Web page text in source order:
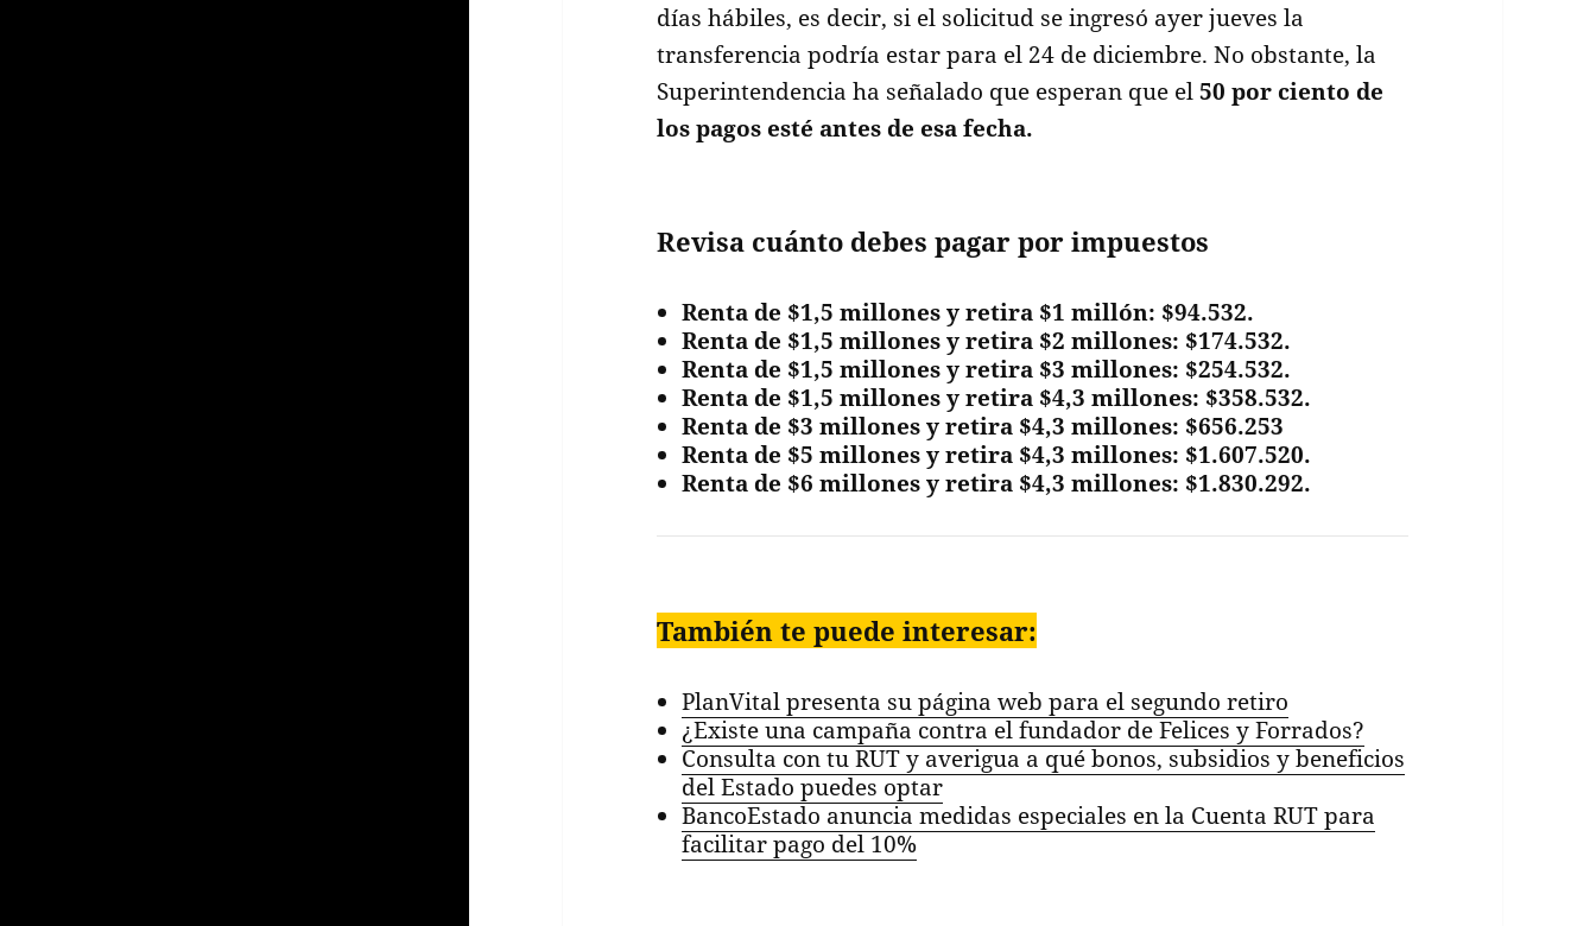
días hábiles, es decir, si el solicitud se ingresó ayer jueves la
transferencia podría estar para el 24 de diciembre. No obstante, la
Superintendencia ha señalado que esperan que el50 por ciento de
los pagos esté antes de esa fecha.
Revisa cuánto debes pagar por impuestos
Renta de $1,5 millones y retira $1 millón: $94.532.
Renta de $1,5 millones y retira $2 millones: $174.532.
Renta de $1,5 millones y retira $3 millones: $254.532.
Renta de $1,5 millones y retira $4,3 millones: $358.532.
Renta de $3 millones y retira $4,3 millones: $656.253
Renta de $5 millones y retira $4,3 millones: $1.607.520.
Renta de $6 millones y retira $4,3 millones: $1.830.292.
También te puede interesar:
PlanVital presenta su página web para el segundo retiro
¿Existe una campaña contra el fundador de Felices y Forrados?
Consulta con tu RUT y averigua a qué bonos, subsidios y beneficios
del Estado puedes optar
BancoEstado anuncia medidas especiales en la Cuenta RUT para
facilitar pago del 10%